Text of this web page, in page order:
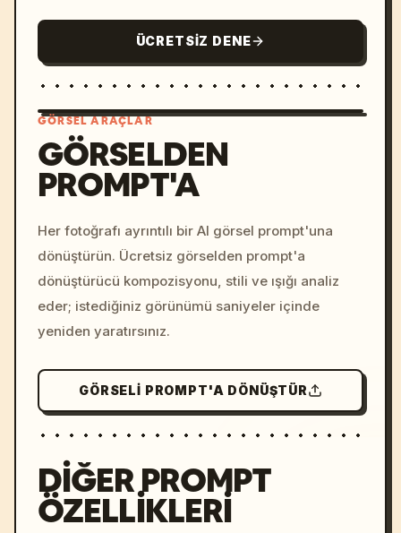
ÜCRETSIZ DENE
colors, 8k --v 6.0
GÖRSEL ARAÇLAR
GÖRSELDEN
PROMPT'A
Her fotoğrafı ayrıntılı bir AI görsel prompt'una
dönüştürün. Ücretsiz görselden prompt'a
dönüştürücü kompozisyonu, stili ve ışığı analiz
eder; istediğiniz görünümü saniyeler içinde
yeniden yaratırsınız.
GÖRSELI PROMPT'A DÖNÜŞTÜR
DIĞER PROMPT
ÖZELLIKLERI